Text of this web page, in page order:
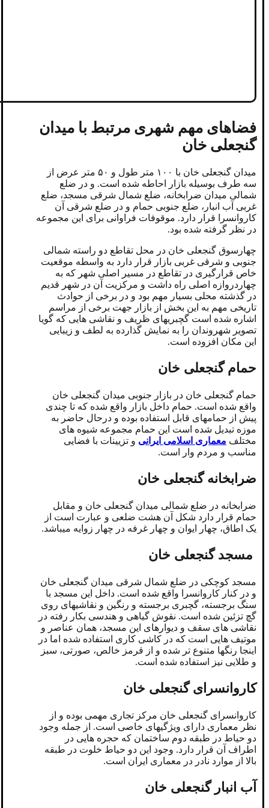
فضاهای مهم شهری مرتبط با میدان
گنجعلی خان
میدان گنجعلی خان با ۱۰۰ متر طول و ۵۰ متر عرض از
سه طرف بوسیله بازار احاطه شده است. و در ضلع
شمالی میدان ضرابخانه، ضلع شمال شرقی مسجد، ضلع
غربی آب انبار، ضلع جنوبی حمام و در ضلع شرقی آن
کاروانسرا قرار دارد. موقوفات فراوانی برای این مجموعه
در نظر گرفته شده بود.
چهارسوق گنجعلی خان در محل تقاطع دو راسته شمالی
جنوبی و شرقی غربی بازار قرار دارد به واسطه موقعیت
خاص قرارگیری در تقاطع در مسیر اصلی شهر که به
چهاردروازه اصلی راه داشت و مرکزیت آن در شهر قدیم
در گذشته محلی بسیار مهم بود و در برخی از حوادث
تاریخی مهم به این بخش از بازار جهت برخی از مراسم
اشاره شده است گچبریهای ظریف و نقاشی هایی که گویا
تصویر شهروندان را به نمایش گذارده به لطف و زیبایی
این مکان افزوده است.
حمام گنجعلی خان
حمام گنجعلی خان در بازار جنوبی میدان گنجعلی خان
واقع شده است. حمام داخل بازار واقع شده که تا چندی
پیش از حمامهای قابل استفاده بوده و درحال حاضر به
موزه تبدیل شده است این حمام مجموعه شیوه های
مختلف معماری اسلامی ایرانی و تزیینات با فضایی
مناسب و مردم وار است.
ضرابخانه گنجعلی خان
ضرابخانه در ضلع شمالی میدان گنجعلی خان و مقابل
حمام قرار دارد شکل آن هشت ضلعی و عبارت است از
یک اطاق، چهار ایوان و چهار غرفه در چهار زوایه میباشد.
مسجد گنجعلی خان
مسجد کوچکی در ضلع شمال شرقی میدان گنجعلی خان
و در کنار کاروانسرا واقع شده است. داخل این مسجد با
سنگ برجسته، گچبری برجسته و رنگین و نقاشیهای روی
گچ تزئین شده است. نقوش گیاهی و هندسی بکار رفته در
نقاشی های سقف و دیوارهای این مسجد، همان عناصر و
موتیف هایی است که در کاشی کاری استفاده شده اما در
اینجا رنگها متنوع تر شده و از قرمز خالص، صورتی، سبز
و طلایی نیز استفاده شده است.
کاروانسرای گنجعلی خان
کاروانسرای گنجعلی خان مرکز تجاری مهمی بوده و از
نظر معماری دارای ویژگیهای خاصی است. از جمله وجود
دو حیاط در طبقه دوم ساختمان که حجره هایی در
اطراف آن قرار دارد. وجود این دو حیاط خلوت در طبقه
بالا از موارد نادر در معماری ایران است.
آب انبار گنجعلی خان